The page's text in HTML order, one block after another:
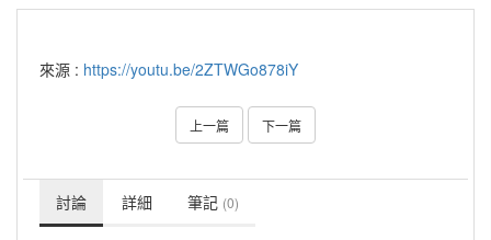
來源 : https://youtu.be/2ZTWGo878iY
上一篇 下一篇
討論 詳細 筆記 (0)